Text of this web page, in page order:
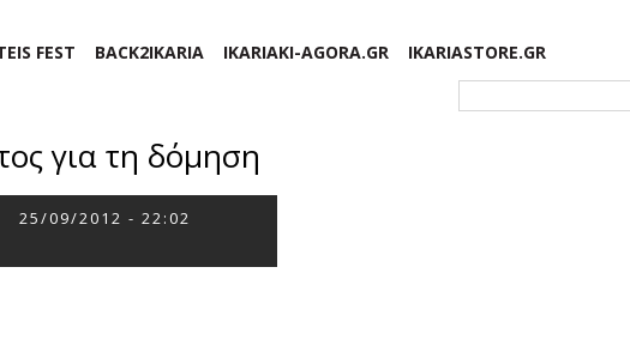
FEST BACK2IKARIA IKARIAKI-AGORA.GR
IKARIASTORE.GR
για τη δόμηση
25/09/2012 - 22:02